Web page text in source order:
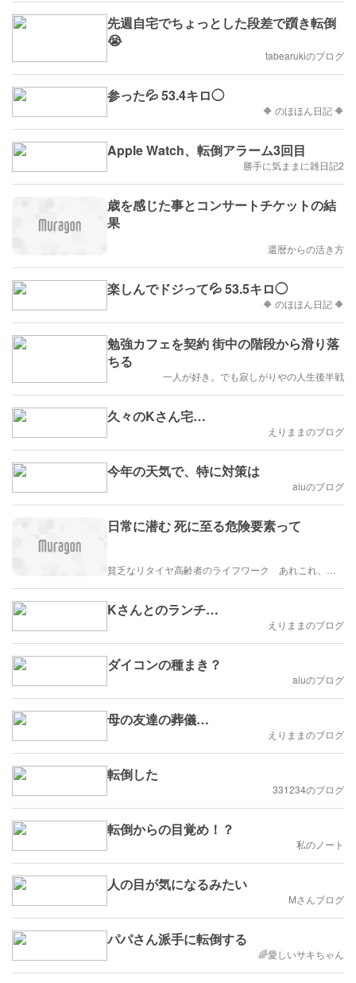
先週自宅でちょっとした段差で躓き転倒
😭
tabearukiのブログ
参った💦 53.4キロ◯
🔶 のほほん日記 🔶
Apple Watch、転倒アラーム3回目
勝手に気ままに雑日記2
歳を感じた事とコンサートチケットの結
果
還暦からの活き方
楽しんでドジって💦 53.5キロ◯
🔶 のほほん日記 🔶
勉強カフェを契約 街中の階段から滑り落
ちる
一人が好き。でも寂しがりやの人生後半戦
久々のKさん宅…
えりままのブログ
今年の天気で、特に対策は
aiuのブログ
日常に潜む 死に至る危険要素って
Kさんとのランチ…
えりままのブログ
ダイコンの種まき？
aiuのブログ
母の友達の葬儀…
えりままのブログ
転倒した
331234のブログ
転倒からの目覚め！？
私のノート
人の目が気になるみたい
Mさんブログ
パパさん派手に転倒する
🌈愛しいサキちゃん